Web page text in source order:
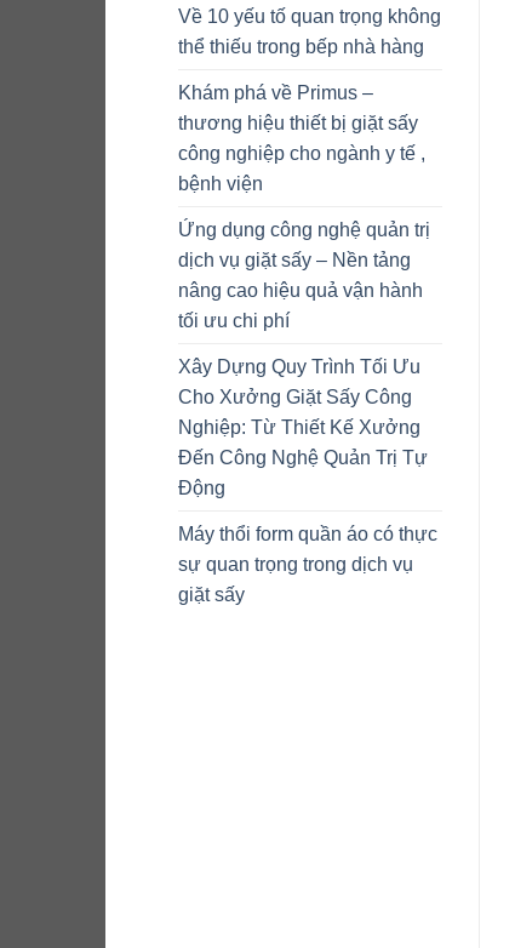
Về 10 yếu tố quan trọng không
thể thiếu trong bếp nhà hàng
Khám phá về Primus –
thương hiệu thiết bị giặt sấy
công nghiệp cho ngành y tế ,
bệnh viện
Ứng dụng công nghệ quản trị
dịch vụ giặt sấy – Nền tảng
nâng cao hiệu quả vận hành
tối ưu chi phí
Xây Dựng Quy Trình Tối Ưu
Cho Xưởng Giặt Sấy Công
Nghiệp: Từ Thiết Kế Xưởng
Đến Công Nghệ Quản Trị Tự
Động
Máy thổi form quần áo có thực
sự quan trọng trong dịch vụ
giặt sấy